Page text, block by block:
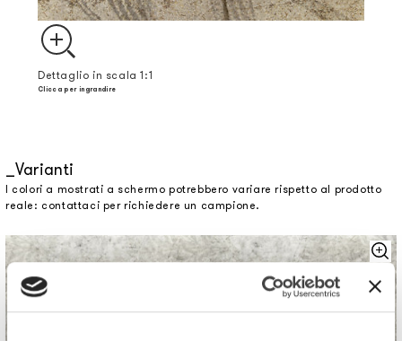
Dettaglio in scala 1:1
Clicca per ingrandire
Varianti
I colori a mostrati a schermo potrebbero variare rispetto al prodotto
reale: contattaci per richiedere un campione.